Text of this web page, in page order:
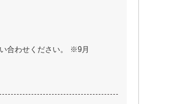
合わせください。 ※9月